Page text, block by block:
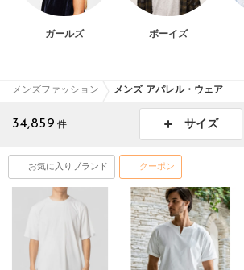
ガールズ ボーイズ
メンズファッション メンズ アパレル・ウェア
34,859 件 サイズ
お気に入りブランド クーポン